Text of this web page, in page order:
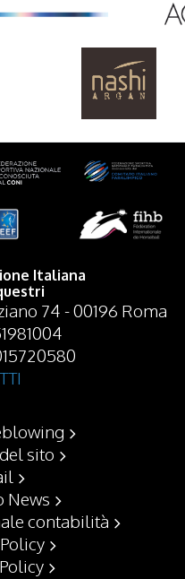
Italiana
74 - 00196 Roma
sito
News
contabilità